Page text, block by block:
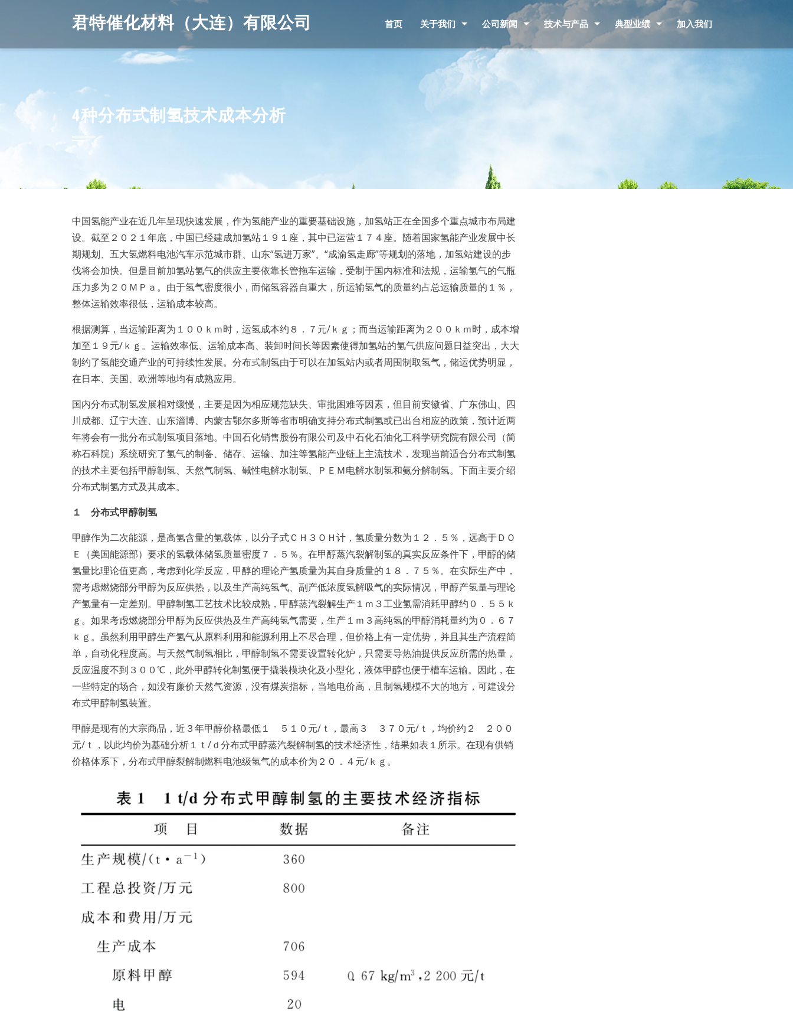
君特催化材料（大连）有限公司 首页 关于我们 公司新闻 技术与产品 典型业绩 加入我们
4种分布式制氢技术成本分析
中国氢能产业在近几年呈现快速发展，作为氢能产业的重要基础设施，加氢站正在全国多个重点城市布局建
设。截至２０２１年底，中国已经建成加氢站１９１座，其中已运营１７４座。随着国家氢能产业发展中长
期规划、五大氢燃料电池汽车示范城市群、山东“氢进万家”、“成渝氢走廊”等规划的落地，加氢站建设的步
伐将会加快。但是目前加氢站氢气的供应主要依靠长管拖车运输，受制于国内标准和法规，运输氢气的气瓶
压力多为２０ＭＰａ。由于氢气密度很小，而储氢容器自重大，所运输氢气的质量约占总运输质量的１％，
整体运输效率很低，运输成本较高。
根据测算，当运输距离为１００ｋｍ时，运氢成本约８．７元/ｋｇ；而当运输距离为２００ｋｍ时，成本增
加至１９元/ｋｇ。运输效率低、运输成本高、装卸时间长等因素使得加氢站的氢气供应问题日益突出，大大
制约了氢能交通产业的可持续性发展。分布式制氢由于可以在加氢站内或者周围制取氢气，储运优势明显，
在日本、美国、欧洲等地均有成熟应用。
国内分布式制氢发展相对缓慢，主要是因为相应规范缺失、审批困难等因素，但目前安徽省、广东佛山、四
川成都、辽宁大连、山东淄博、内蒙古鄂尔多斯等省市明确支持分布式制氢或已出台相应的政策，预计近两
年将会有一批分布式制氢项目落地。中国石化销售股份有限公司及中石化石油化工科学研究院有限公司（简
称石科院）系统研究了氢气的制备、储存、运输、加注等氢能产业链上主流技术，发现当前适合分布式制氢
的技术主要包括甲醇制氢、天然气制氢、碱性电解水制氢、ＰＥＭ电解水制氢和氨分解制氢。下面主要介绍
分布式制氢方式及其成本。
１ 分布式甲醇制氢
甲醇作为二次能源，是高氢含量的氢载体，以分子式ＣＨ３ＯＨ计，氢质量分数为１２．５％，远高于ＤＯ
Ｅ（美国能源部）要求的氢载体储氢质量密度７．５％。在甲醇蒸汽裂解制氢的真实反应条件下，甲醇的储
氢量比理论值更高，考虑到化学反应，甲醇的理论产氢质量为其自身质量的１８．７５％。在实际生产中，
需考虑燃烧部分甲醇为反应供热，以及生产高纯氢气、副产低浓度氢解吸气的实际情况，甲醇产氢量与理论
产氢量有一定差别。甲醇制氢工艺技术比较成熟，甲醇蒸汽裂解生产１ｍ３工业氢需消耗甲醇约０．５５ｋ
ｇ。如果考虑燃烧部分甲醇为反应供热及生产高纯氢气需要，生产１ｍ３高纯氢的甲醇消耗量约为０．６７
ｋｇ。虽然利用甲醇生产氢气从原料利用和能源利用上不尽合理，但价格上有一定优势，并且其生产流程简
单，自动化程度高。与天然气制氢相比，甲醇制氢不需要设置转化炉，只需要导热油提供反应所需的热量，
反应温度不到３００℃，此外甲醇转化制氢便于撬装模块化及小型化，液体甲醇也便于槽车运输。因此，在
一些特定的场合，如没有廉价天然气资源，没有煤炭指标，当地电价高，且制氢规模不大的地方，可建设分
布式甲醇制氢装置。
甲醇是现有的大宗商品，近３年甲醇价格最低１ ５１０元/ｔ，最高３ ３７０元/ｔ，均价约２ ２００
元/ｔ，以此均价为基础分析１ｔ/ｄ分布式甲醇蒸汽裂解制氢的技术经济性，结果如表１所示。在现有供销
价格体系下，分布式甲醇裂解制燃料电池级氢气的成本价为２０．４元/ｋｇ。